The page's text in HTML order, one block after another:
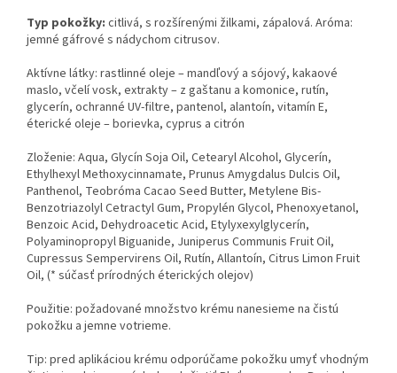
Typ pokožky: citlivá, s rozšírenými žilkami, zápalová. Aróma:
jemné gáfrové s nádychom citrusov.
Aktívne látky: rastlinné oleje – mandľový a sójový, kakaové
maslo, včelí vosk, extrakty – z gaštanu a komonice, rutín,
glycerín, ochranné UV-filtre, pantenol, alantoín, vitamín E,
éterické oleje – borievka, cyprus a citrón
Zloženie: Aqua, Glycín Soja Oil, Cetearyl Alcohol, Glycerín,
Ethylhexyl Methoxycinnamate, Prunus Amygdalus Dulcis Oil,
Panthenol, Teobróma Cacao Seed Butter, Metylene Bis-
Benzotriazolyl Cetractyl Gum, Propylén Glycol, Phenoxyetanol,
Benzoic Acid, Dehydroacetic Acid, Etylyxexylglycerín,
Polyaminopropyl Biguanide, Juniperus Communis Fruit Oil,
Cupressus Sempervirens Oil, Rutín, Allantoín, Citrus Limon Fruit
Oil, (* súčasť prírodných éterických olejov)
Použitie: požadované množstvo krému nanesieme na čistú
pokožku a jemne votrieme.
Tip: pred aplikáciou krému odporúčame pokožku umyť vhodným